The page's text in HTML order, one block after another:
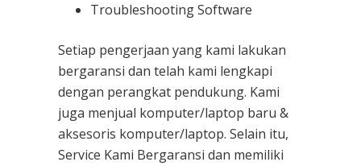
Troubleshooting Software
Setiap pengerjaan yang kami lakukan
bergaransi dan telah kami lengkapi
dengan perangkat pendukung. Kami
juga menjual komputer/laptop baru &
aksesoris komputer/laptop. Selain itu,
Service Kami Bergaransi dan memiliki